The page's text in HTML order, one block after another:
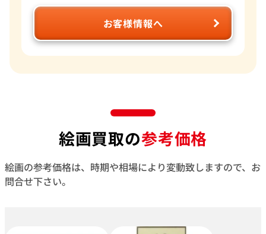
お客様情報へ
絵画買取の参考価格
絵画の参考価格は、時期や相場により変動致しますので、お
問合せ下さい。